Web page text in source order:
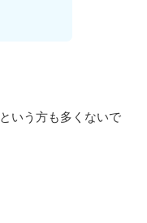
という方も多くないで